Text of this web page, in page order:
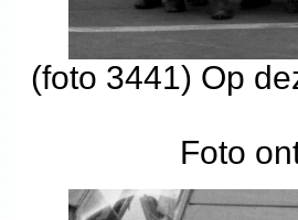
(foto 3441) Op
Foto